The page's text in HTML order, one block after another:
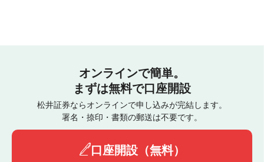
オンラインで簡単。
まずは無料で口座開設
松井証券ならオンラインで申し込みが完結します。
署名・捺印・書類の郵送は不要です。
口座開設（無料）